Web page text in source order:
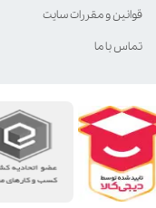
قوانین و مقررات سایت
تماس با ما